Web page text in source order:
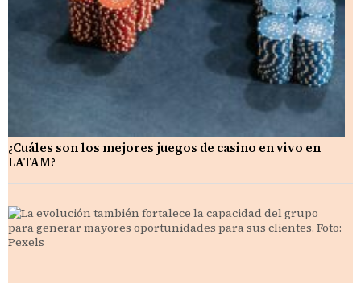
¿Cuáles son los mejores juegos de casino en vivo en
LATAM?